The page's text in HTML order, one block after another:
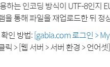
하는 인코딩 방식이 UTF-8인지
을 통해 파일을 재업로드한 뒤
인 방법:[gabia.com 로그인 >
릭 > [웹 서버 > 서버 환경 > 언어